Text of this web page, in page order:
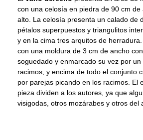
con una celosía en piedra de 90 cm
alto. La celosía presenta un calado de
pétalos superpuestos y triangulitos
y en la cima tres arquitos de
con una moldura de 3 cm de ancho
soguedado y enmarcado su vez por
racimos, y encima de todo el conjunto
por parejas picando en los racimos. El
pieza dividen a los autores, ya que
visigodas, otros mozárabes y otros del